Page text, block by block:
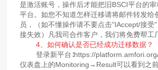
是激活账号，操作后才能把旧BSCI平台的
平台。如您不知道怎样迁移请将邮件转发给
员，（如不懂操作请不要点击"IAccept/接受
接失效）凡我司合作客户，我们将免费帮工
4、如何确认是否已经成功迁移数据？
登录新平台∶https://platform.amfori.org/
仪表盘上的Monitoring→Result可以看到之